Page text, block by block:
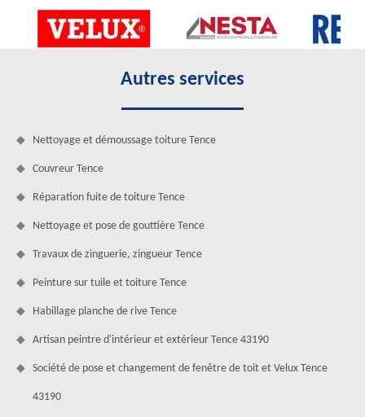
Autres services
Nettoyage et démoussage toiture Tence
Couvreur Tence
Réparation fuite de toiture Tence
Nettoyage et pose de gouttière Tence
Travaux de zinguerie, zingueur Tence
Peinture sur tuile et toiture Tence
Habillage planche de rive Tence
Artisan peintre d'intérieur et extérieur Tence 43190
Société de pose et changement de fenêtre de toit et Velux Tence
43190